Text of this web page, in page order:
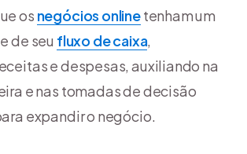
os negócios onlinetenham um
de seu fluxo de caixa,
e despesas, auxiliando na
e nas tomadas de decisão
expandir o negócio.